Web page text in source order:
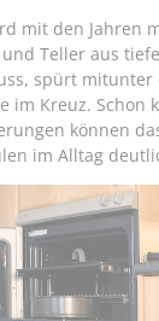
mit den Jahren
Teller aus
spürt mitunter
im Kreuz. Schon
können
im Alltag